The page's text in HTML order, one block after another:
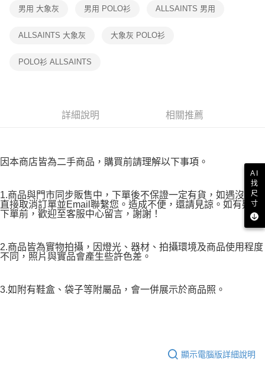
後付繳納相關費用。
客戶支援中心」https://netprotections.freshdesk.com/support/home
【注意事項】
https://aftee.tw/terms/#terms3
３．未成年的使用者請事先徵得法定代理人或監護人之同意方可使用
時審查核予不同之上限額度；若仍有額度不足之情形，本公司將視審查結果
恩沛科技股份有限公司將有權停止該用戶之使用額度並採取法律行動。
免運費
宅配
男用 大象灰 男用 POLO衫 ALLSAINTS 男用
ALLSAINTS 大象灰 大象灰 POLO衫
POLO衫 ALLSAINTS
詳細說明 相關推薦
因本商店皆為二手商品，購買前請理解以下事項。
1.商品與門市同步販售中，下單後不保證一定有貨，如遇沒貨將
直接取消訂單並Email聯繫您。造成不便，還請見諒。如有疑慮
下單前，歡迎至客服中心留言，謝謝！
2.商品皆為實物拍攝，因燈光、器材、拍攝環境及商品使用程度
不同，照片與實品會產生些許色差。
3.如附有鞋盒、袋子等附屬品，會一併展示於商品照。
顯示電腦版詳細說明
AI
找
尺
寸